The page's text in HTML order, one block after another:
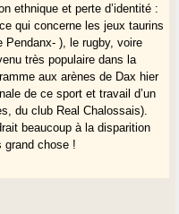
ethnique et perte d’identité :
qui concerne les jeux taurins
Pendanx- ), le rugby, voire
très populaire dans la
aux arènes de Dax hier
de ce sport et travail d’un
du club Real Chalossais).
beaucoup à la disparition
grand chose !